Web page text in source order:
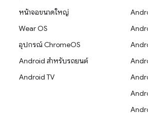
หน้าจอขนาดใหญ่
Wear OS
อุปกรณ์ ChromeOS
Android สำหรับรถยนต์
Android TV